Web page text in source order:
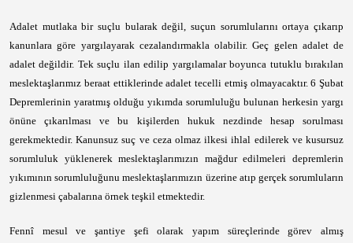
Adalet mutlaka bir suçlu bularak değil, suçun sorumlularını ortaya çıkarıp
kanunlara göre yargılayarak cezalandırmakla olabilir. Geç gelen adalet de
adalet değildir. Tek suçlu ilan edilip yargılamalar boyunca tutuklu bırakılan
meslektaşlarımız beraat ettiklerinde adalet tecelli etmiş olmayacaktır. 6 Şubat
Depremlerinin yaratmış olduğu yıkımda sorumluluğu bulunan herkesin yargı
önüne çıkarılması ve bu kişilerden hukuk nezdinde hesap sorulması
gerekmektedir. Kanunsuz suç ve ceza olmaz ilkesi ihlal edilerek ve kusursuz
sorumluluk yüklenerek meslektaşlarımızın mağdur edilmeleri depremlerin
yıkımının sorumluluğunu meslektaşlarımızın üzerine atıp gerçek sorumluların
gizlenmesi çabalarına örnek teşkil etmektedir.
Fennî mesul ve şantiye şefi olarak yapım süreçlerinde görev almış